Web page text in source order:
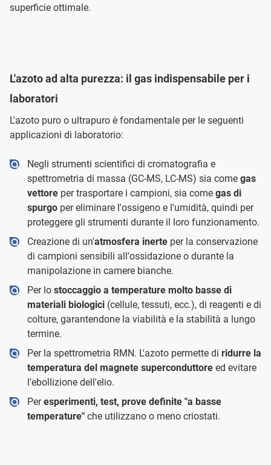
superficie ottimale.
L'azoto ad alta purezza: il gas indispensabile per i
laboratori
L'azoto puro o ultrapuro è fondamentale per le seguenti
applicazioni di laboratorio:
Negli strumenti scientifici di cromatografia e
spettrometria di massa (GC-MS, LC-MS) sia come gas
vettoreper trasportare i campioni, sia come gas di
spurgoper eliminare l'ossigeno e l'umidità, quindi per
proteggere gli strumenti durante il loro funzionamento.
Creazione di un'atmosfera inerteper la conservazione
di campioni sensibili all'ossidazione o durante la
manipolazione in camere bianche.
Per lo stoccaggio a temperature molto basse di
materiali biologici (cellule, tessuti, ecc.), di reagenti e di
colture, garantendone la viabilità e la stabilità a lungo
termine.
Per la spettrometria RMN. L'azoto permette di ridurre la
temperatura del magnete superconduttoreed evitare
l'ebollizione dell'elio.
Peresperimenti, test, prove definite "a basse
temperature"che utilizzano o meno criostati.